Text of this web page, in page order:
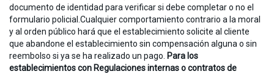
documento de identidad para verificar si debe completar o no el
formulario policial.Cualquier comportamiento contrario a la moral
y al orden público hará que el establecimiento solicite al cliente
que abandone el establecimiento sin compensación alguna o sin
reembolso si ya se ha realizado un pago. Para los
establecimientos con Regulaciones internas o contratos de